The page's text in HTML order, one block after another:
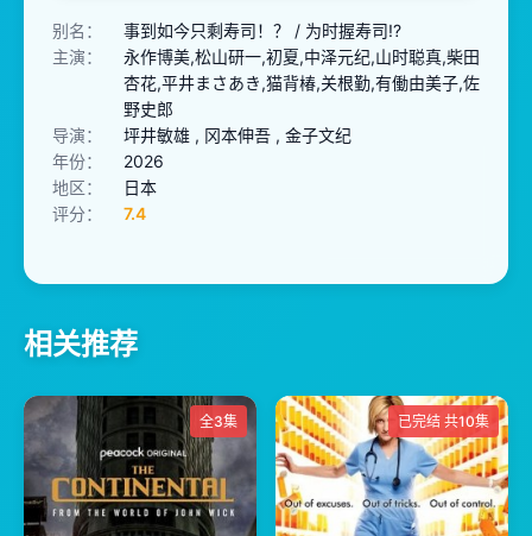
别名：
事到如今只剩寿司！？ / 为时握寿司!?
主演：
永作博美,松山研一,初夏,中泽元纪,山时聪真,柴田
杏花,平井まさあき,猫背椿,关根勤,有働由美子,佐
野史郎
导演：
坪井敏雄 , 冈本伸吾 , 金子文纪
年份：
2026
地区：
日本
评分：
7.4
相关推荐
全3集 已完结 共10集